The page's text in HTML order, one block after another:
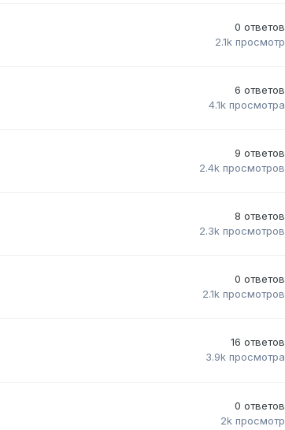
0 ответов
2.1k просмотр
6 ответов
4.1k просмотра
9 ответов
2.4k просмотров
8 ответов
2.3k просмотров
0 ответов
2.1k просмотров
16 ответов
3.9k просмотра
0 ответов
2k просмотр